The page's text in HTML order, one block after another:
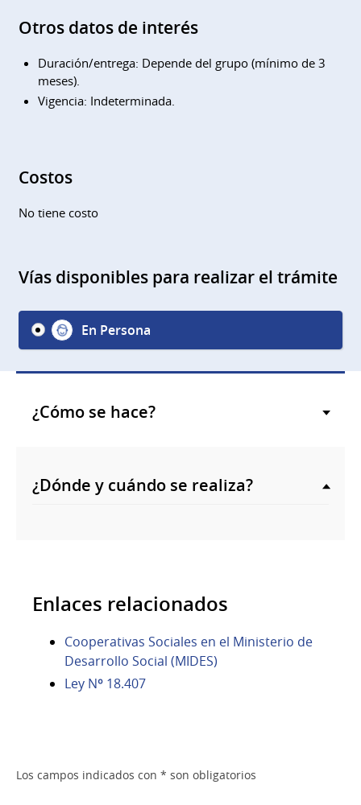
Otros datos de interés
Duración/entrega: Depende del grupo (mínimo de 3
meses).
Vigencia: Indeterminada.
Costos
No tiene costo
Vías disponibles para realizar el trámite
En Persona
¿Cómo se hace?
¿Dónde y cuándo se realiza?
Enlaces relacionados
Cooperativas Sociales en el Ministerio de
Desarrollo Social (MIDES)
Ley Nº 18.407
Los campos indicados con * son obligatorios